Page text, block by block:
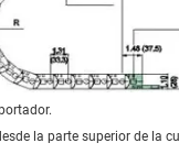
la parte superior de la